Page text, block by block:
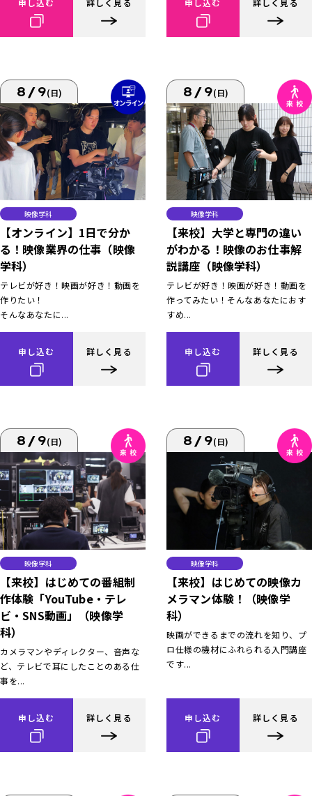
8/9(日)
映像学科
【オンライン】1日で分か
る！映像業界の仕事（映像
学科）
テレビが好き！映画が好き！動画を
作りたい！
そんなあなたに...
申し込む 詳しく見る
8/9(日)
映像学科
【来校】大学と専門の違い
がわかる！映像のお仕事解
説講座（映像学科）
テレビが好き！映画が好き！動画を
作ってみたい！そんなあなたにおす
すめ...
申し込む 詳しく見る
8/9(日)
映像学科
【来校】はじめての番組制
作体験「YouTube・テレ
ビ・SNS動画」（映像学
科）
カメラマンやディレクター、音声な
ど、テレビで耳にしたことのある仕
事を...
申し込む 詳しく見る
8/9(日)
映像学科
【来校】はじめての映像カ
メラマン体験！（映像学
科）
映画ができるまでの流れを知り、プ
ロ仕様の機材にふれられる入門講座
です...
申し込む 詳しく見る